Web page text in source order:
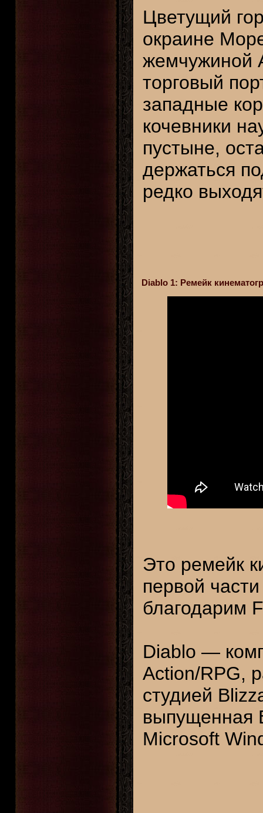
Цветущий
окраине
жемчужиной
торговый
западные
кочевники
пустыне,
держаться
редко
Diablo 1: Ремейк
Это ремейк
первой
благодарим
Diablo —
Action/RPG,
студией
выпущенная
Microsoft